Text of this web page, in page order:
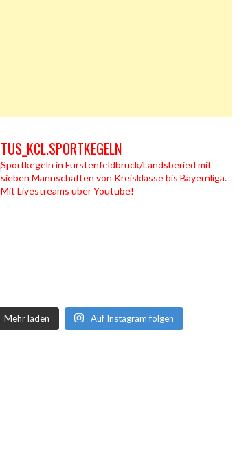
TUS_KCL.SPORTKEGELN
Sportkegeln in Fürstenfeldbruck/Landsberied mit
sieben Mannschaften von Kreisklasse bis Bayernliga.
Mit Livestreams über Youtube!
Mehr laden Auf Instagram folgen